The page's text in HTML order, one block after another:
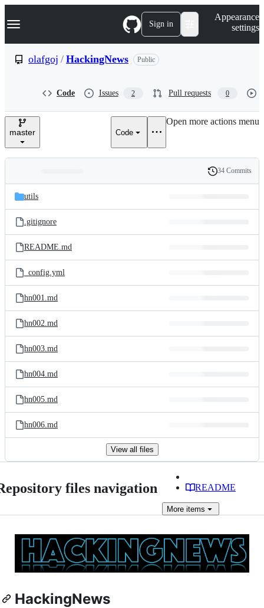
k
p
e
Navigation Menu Sign in
Appearance
settings
olafgoj / HackingNews Public
Code Issues 2 Pull requests 0
master Code
Open more actions menu
and
files
Latest
commit
History
34 Commits
utils
.gitignore
README.md
_config.yml
hn001.md
hn002.md
hn003.md
hn004.md
hn005.md
hn006.md
View all files
files navigation README
More items
HackingNews